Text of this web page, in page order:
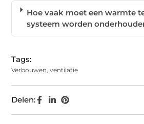
Hoe vaak moet een warmte
systeem worden
Tags:
Verbouwen,ventilatie
Delen: